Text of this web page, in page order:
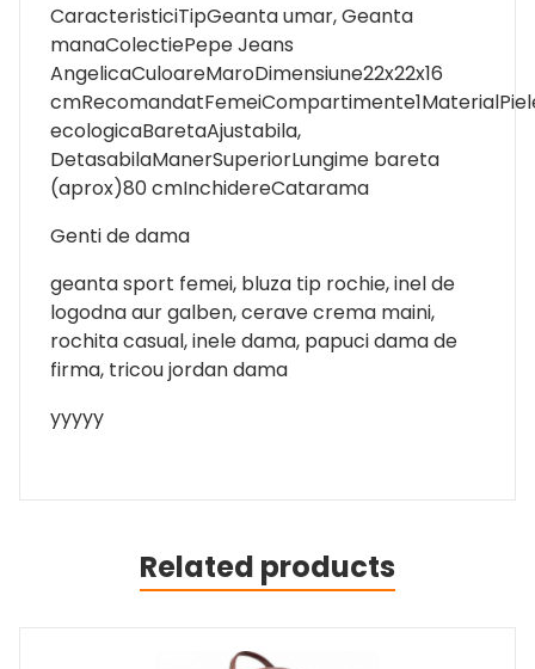
CaracteristiciTipGeanta umar, Geanta
manaColectiePepe Jeans
AngelicaCuloareMaroDimensiune22x22x16
ecologicaBaretaAjustabila,
DetasabilaManerSuperiorLungime bareta
(aprox)80 cmInchidereCatarama
Genti de dama
geanta sport femei, bluza tip rochie, inel de
logodna aur galben, cerave crema maini,
rochita casual, inele dama, papuci dama de
firma, tricou jordan dama
yyyyy
Related products